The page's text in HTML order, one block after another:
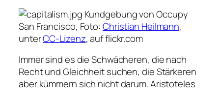
Kundgebung von Occupy
San Francisco, Foto:Christian Heilmann,
unterCC-Lizenz, auf flickr.com
Immer sind es die Schwächeren, die nach
Recht und Gleichheit suchen, die Stärkeren
aber kümmern sich nicht darum.Aristoteles